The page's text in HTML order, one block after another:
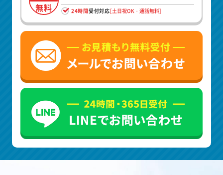
無料 24時間受付対応[土日祝OK・通話無料]